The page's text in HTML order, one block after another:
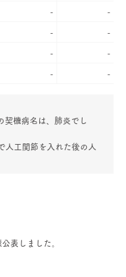
- -
- -
- -
- -
契機病名は、肺炎でし
人工関節を入れた後の人
表しました。